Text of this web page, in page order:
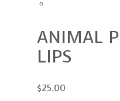
ANIMAL
LIPS
$25.00